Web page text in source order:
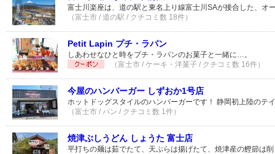
富士川楽座は、道の駅と東名上り線富士川SAが接合した、オ
（富士市 / 道の駅 / クチコミ数 18件）
Petit Lapin プチ・ラパン
しあわせなひと時をプチ・ラパンのお菓子と一緒に…。
（富士市 / ケーキ・洋菓子 / クチコミ数 16件）
今屋のハンバーガー しずおか1号店
ホットドッグスタイルのハンバーガーです！ 静岡初上陸のテ
（富士市 / パン / クチコミ数 1件）
焼津ぶしうどん しょうた 富士店
平打ちの麺は茹でたて、天ぷらは揚げたて、焼津産の鰹節は